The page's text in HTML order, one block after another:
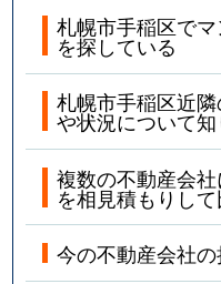
札幌市手稲区で
を探している
札幌市手稲区近
や状況について
複数の不動産会
を相見積もりし
今の不動産会社